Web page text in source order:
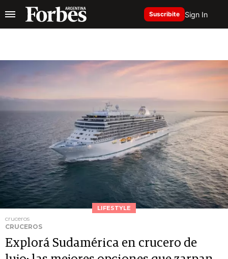
Suscribite Sign In
LIFESTYLE
cruceros
CRUCEROS
Explorá Sudamérica en crucero de